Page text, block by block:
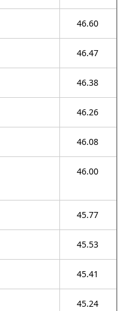
46.60
46.47
46.38
46.26
46.08
46.00
45.77
45.53
45.41
45.24